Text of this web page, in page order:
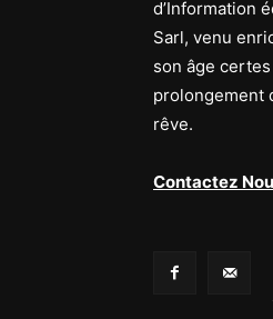
d’Information
Sarl, venu
son âge
prolongement
rêve.
Contactez